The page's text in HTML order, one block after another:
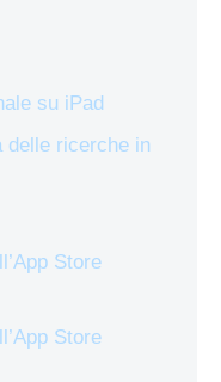
su iPad
delle ricerche in
Store
Store